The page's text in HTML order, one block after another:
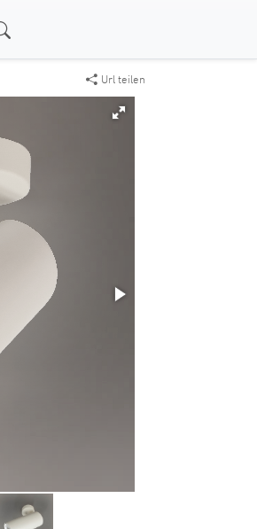
Url teilen